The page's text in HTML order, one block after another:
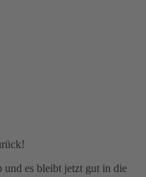
und es bleibt jetzt gut in die